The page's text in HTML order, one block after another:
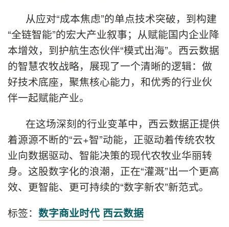
从应对“成本焦虑”的单点技术突破，到构建
“全链智能”的宏大产业叙事；从赋能国内企业降
本增效，到护航生态伙伴“模式出海”。西云数据
的智慧农牧战略，展现了一个清晰的逻辑：做
好技术底座，聚焦核心能力，和优秀的行业伙
伴一起赋能产业。
在这场深刻的行业变革中，西云数据正提供
着源源不断的“云+智”动能，正驱动着传统农牧
业向数据驱动、智能决策的现代农牧业华丽转
身。这股数字化的浪潮，正在“灌溉”出一个更高
效、更智能、更可持续的“数字新农”新范式。
标签： 数字商业时代 西云数据